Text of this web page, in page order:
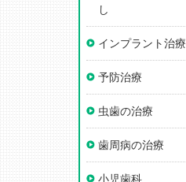
し
インプラント治療
予防治療
虫歯の治療
歯周病の治療
小児歯科